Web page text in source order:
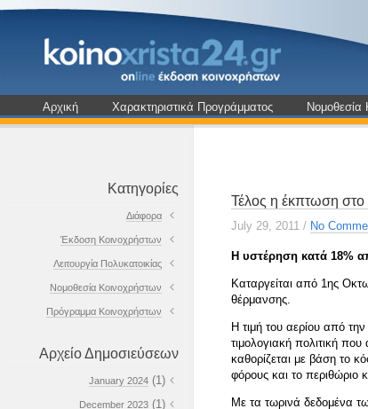
Αρχική Χαρακτηριστικά Προγράμματος Νομοθεσία
Τέλος η έκπτωση στο
July 29, 2011/ No
Η υστέρηση κατά 18%
Καταργείται από 1ης
θέρμανσης.
Η τιμή του αερίου από
τιμολογιακή πολιτική
καθορίζεται με βάση το
φόρους και το περιθώριο
Με τα τωρινά δεδομένα
Κατηγορίες
Διάφορα
Έκδοση Κοινοχρήστων
Λειτουργία Πολυκατοικίας
Νομοθεσία Κοινοχρήστων
Πρόγραμμα Κοινοχρήστων
Αρχείο Δημοσιεύσεων
January 2024(1)
December 2023(1)